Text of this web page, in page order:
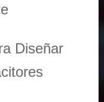
Diseñar